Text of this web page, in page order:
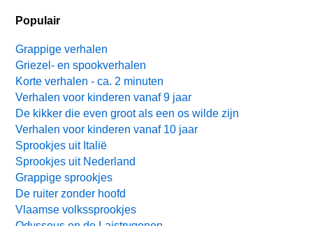
Populair
Grappige verhalen
Griezel- en spookverhalen
Korte verhalen - ca. 2 minuten
Verhalen voor kinderen vanaf 9 jaar
De kikker die even groot als een os wilde zijn
Verhalen voor kinderen vanaf 10 jaar
Sprookjes uit Italië
Sprookjes uit Nederland
Grappige sprookjes
De ruiter zonder hoofd
Vlaamse volkssprookjes